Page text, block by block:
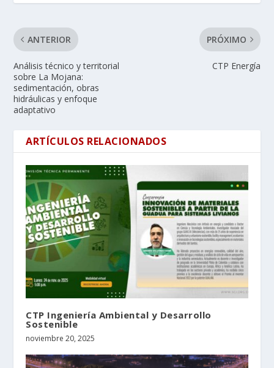
ANTERIOR
Análisis técnico y territorial
sobre La Mojana:
sedimentación, obras
hidráulicas y enfoque
adaptativo
PRÓXIMO
CTP Energía
ARTÍCULOS RELACIONADOS
CTP Ingeniería Ambiental y Desarrollo
Sostenible
noviembre 20, 2025